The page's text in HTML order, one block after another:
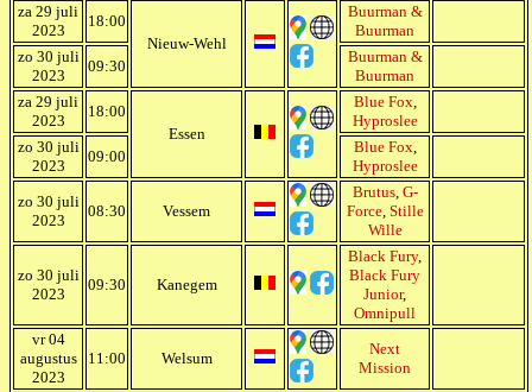
za 29 juli
2023
18:00
Nieuw-Wehl
Buurman &
Buurman
zo 30 juli
2023
09:30
Buurman &
Buurman
za 29 juli
2023
18:00
Essen
Blue Fox
Hyproslee
zo 30 juli
2023
09:00
Blue Fox
Hyproslee
zo 30 juli
2023
08:30 Vessem
Brutus, G-
Force, Stille
Wille
zo 30 juli
2023
09:30 Kanegem
Black Fury,
Black Fury
Junior,
Omnipull
vr 04
augustus
2023
11:00 Welsum
Next
Mission